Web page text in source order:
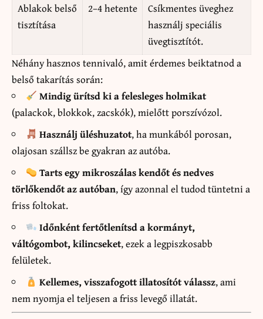
Ablakok belső
tisztítása
2–4 hetente
Csíkmentes üveghez
használj speciális
üvegtisztítót.
Néhány hasznos tennivaló, amit érdemes beiktatnod a
belső takarítás során:
Mindig ürítsd ki a felesleges holmikat
(palackok, blokkok, zacskók), mielőtt porszívózol.
Használj üléshuzatot, ha munkából porosan,
olajosan szállsz be gyakran az autóba.
Tarts egy mikroszálas kendőt és nedves
törlőkendőt az autóban, így azonnal el tudod tüntetni a
friss foltokat.
Időnként fertőtlenítsd a kormányt,
váltógombot, kilincseket, ezek a legpiszkosabb
felületek.
Kellemes, visszafogott illatosítót válassz, ami
nem nyomja el teljesen a friss levegő illatát.